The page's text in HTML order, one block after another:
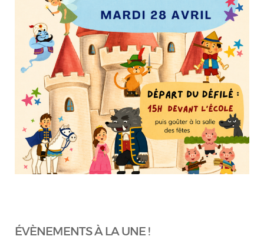
ÉVÈNEMENTS À LA UNE !